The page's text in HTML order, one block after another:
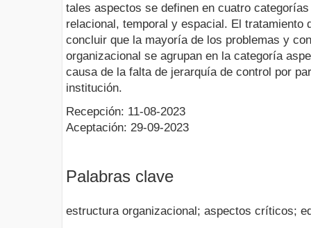
tales aspectos se definen en cuatro
relacional, temporal y espacial. El tratamiento
concluir que la mayoría de los problemas y
organizacional se agrupan en la categoría
causa de la falta de jerarquía de control por
institución.
Recepción: 11-08-2023
Aceptación: 29-09-2023
Palabras clave
estructura organizacional; aspectos críticos;